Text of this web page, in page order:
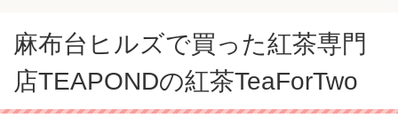
麻布台ヒルズで買った紅茶専門
店TEAPONDの紅茶TeaForTwo